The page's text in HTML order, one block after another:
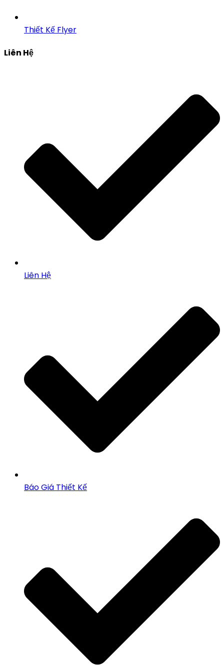
Thiết Kế Flyer
Liên Hệ
Liên Hệ
Báo Giá Thiết Kế